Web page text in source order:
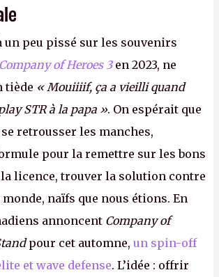
un peu pissé sur les souvenirs
Company of Heroes 3en 2023, ne
tiède « Mouiiiif, ça a vieilli quand
STR à la papa ». On espérait que
retrousser les manches,
pour la remettre sur les bons
licence, trouver la solution contre
naïfs que nous étions. En
annoncent Company of
pour cet automne, un spin-off
et wave defense. L’idée : offrir